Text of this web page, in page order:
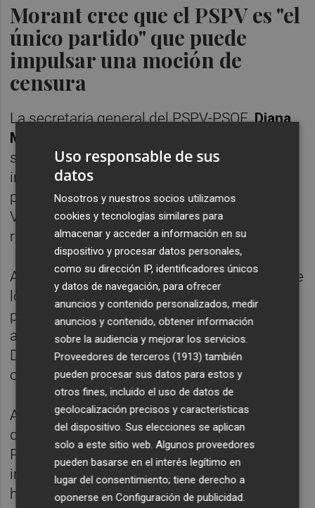
Morant cree que el PSPV es "el
único partido" que puede
impulsar una moción de
censura
La secretaria general del PSPV-PSOE,Diana
Morant
socialistas son "el único partido" que puede
impulsar una moción de censura contra el
presidente de la Diputación de Valencia,
Vicent Mompó, por el número de miembros
requeridos para ello.
Así se ha manifestado este viernes la líder de
los socialistas valencianos en rueda de
prensa, al ser preguntada por si el PSPV
apoyaría una moción de censura en la
Diputación si la presentara otro partido de la
corporación.
Al respecto, Morant ha señalado que cree
que, "al igual que ocurre en Les Corts", el
PSPV es "el único partido que puede
impulsarla por el número de miembros que
han de impulsar la moción".
Uso responsable de sus
datos
Nosotros y nuestros socios utilizamos
cookies y tecnologías similares para
almacenar y acceder a información en su
dispositivo y procesar datos personales,
como su dirección IP, identificadores únicos
y datos de navegación, para ofrecer
anuncios y contenido personalizados, medir
anuncios y contenido, obtener información
sobre la audiencia y mejorar los servicios.
Proveedores de terceros (1913) también
pueden procesar sus datos para estos y
otros fines, incluido el uso de datos de
geolocalización precisos y características
del dispositivo. Sus elecciones se aplican
solo a este sitio web. Algunos proveedores
pueden basarse en el interés legítimo en
lugar del consentimiento; tiene derecho a
oponerse enConfiguración de publicidad.